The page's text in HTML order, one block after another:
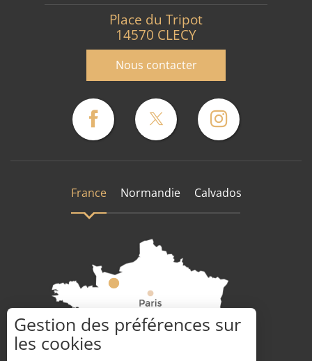
Place du Tripot
14570 CLECY
Nous contacter
France Normandie Calvados
Gestion des préférences sur
les cookies